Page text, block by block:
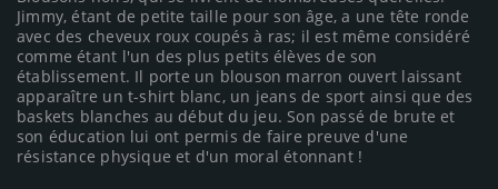
Jimmy, étant de petite taille pour son âge, a une tête ronde
avec des cheveux roux coupés à ras; il est même considéré
comme étant l'un des plus petits élèves de son
établissement. Il porte un blouson marron ouvert laissant
apparaître un t-shirt blanc, un jeans de sport ainsi que des
baskets blanches au début du jeu. Son passé de brute et
son éducation lui ont permis de faire preuve d'une
résistance physique et d'un moral étonnant !